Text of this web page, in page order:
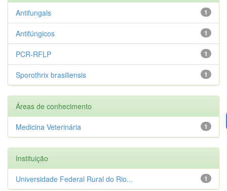
1
Antifungals
1
Antifúngicos
1
PCR-RFLP
1
Sporothrix brasiliensis
Áreas de conhecimento
1
Medicina Veterinária
Instituição
1
Universidade Federal Rural do Rio...